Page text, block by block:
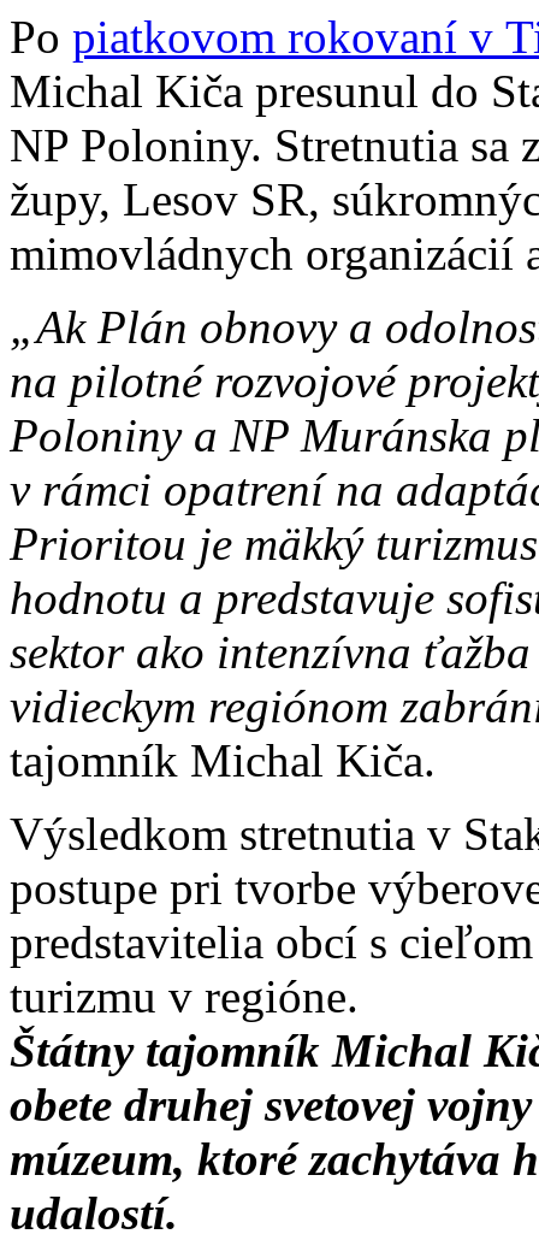
Po piatkovom rokovaní v
Michal Kiča presunul do
NP Poloniny. Stretnutia sa
župy, Lesov SR,
mimovládnych organizácií
„Ak Plán obnovy a
na pilotné rozvojové
Poloniny a NP Muránska
v rámci opatrení na
Prioritou je mäkký
hodnotu a predstavuje
sektor ako intenzívna
vidieckym regiónom
tajomník Michal Kiča.
Výsledkom stretnutia v
postupe pri tvorbe
predstavitelia obcí s
turizmu v regióne.
Štátny tajomník Michal
obete druhej svetovej
múzeum, ktoré zachytáva
udalostí.